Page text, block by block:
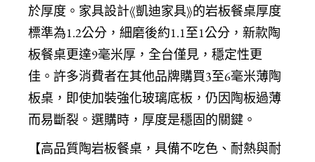
於厚度。家具設計《凱迪家具》的岩板餐桌厚度
標準為1.2公分，細磨後約1.1至1公分，新款陶
板餐桌更達9毫米厚，全台僅見，穩定性更
佳。許多消費者在其他品牌購買3至6毫米薄陶
板桌，即使加裝強化玻璃底板，仍因陶板過薄
而易斷裂。選購時，厚度是穩固的關鍵。
【高品質陶岩板餐桌，具備不吃色、耐熱與耐